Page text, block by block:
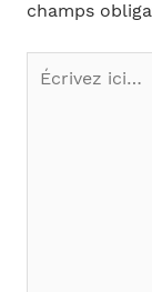
champs
Écrivez